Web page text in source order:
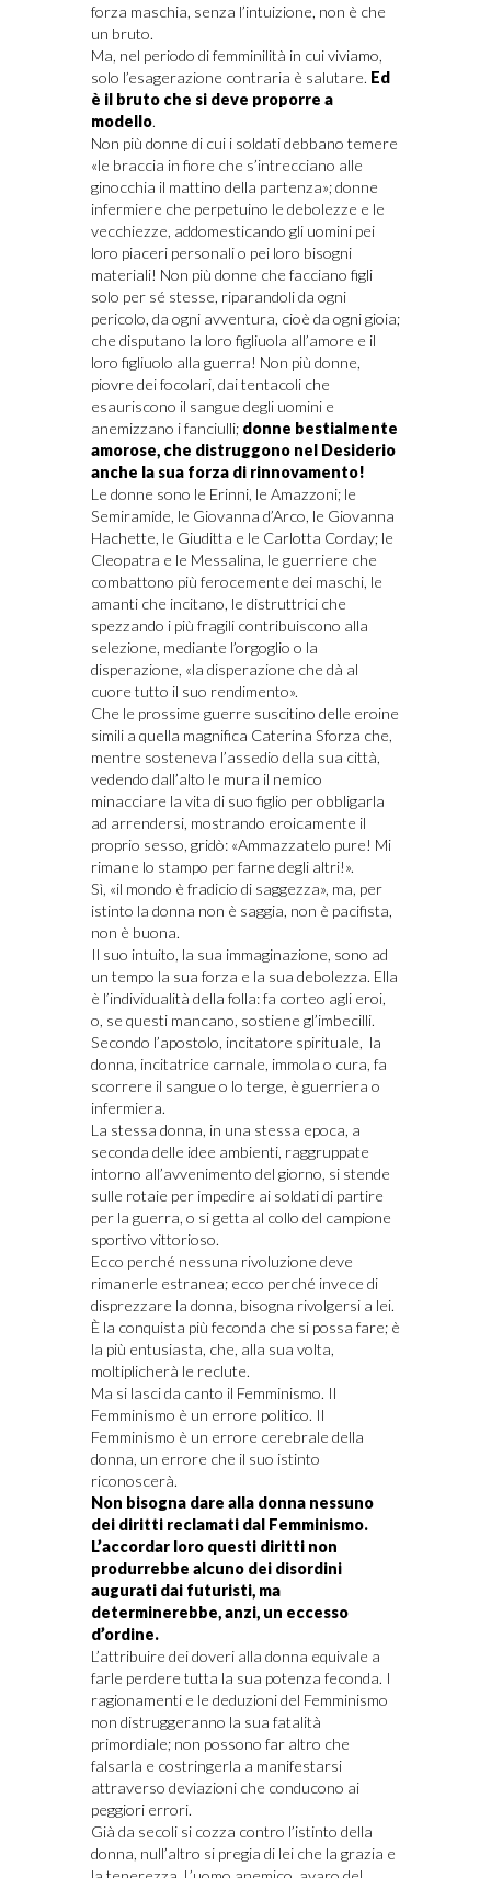
forza maschia, senza l’intuizione, non è che
un bruto.
Ma, nel periodo di femminilità in cui viviamo,
solo l’esagerazione contraria è salutare. Ed
è il bruto che si deve proporre a
modello.
Non più donne di cui i soldati debbano temere
«le braccia in fiore che s’intrecciano alle
ginocchia il mattino della partenza»; donne
infermiere che perpetuino le debolezze e le
vecchiezze, addomesticando gli uomini pei
loro piaceri personali o pei loro bisogni
materiali! Non più donne che facciano figli
solo per sé stesse, riparandoli da ogni
pericolo, da ogni avventura, cioè da ogni gioia;
che disputano la loro figliuola all’amore e il
loro figliuolo alla guerra! Non più donne,
piovre dei focolari, dai tentacoli che
esauriscono il sangue degli uomini e
anemizzano i fanciulli; donne bestialmente
amorose, che distruggono nel Desiderio
anche la sua forza di rinnovamento!
Le donne sono le Erinni, le Amazzoni; le
Semiramide, le Giovanna d’Arco, le Giovanna
Hachette, le Giuditta e le Carlotta Corday; le
Cleopatra e le Messalina, le guerriere che
combattono più ferocemente dei maschi, le
amanti che incitano, le distruttrici che
spezzando i più fragili contribuiscono alla
selezione, mediante l’orgoglio o la
disperazione, «la disperazione che dà al
cuore tutto il suo rendimento».
Che le prossime guerre suscitino delle eroine
simili a quella magnifica Caterina Sforza che,
mentre sosteneva l’assedio della sua città,
vedendo dall’alto le mura il nemico
minacciare la vita di suo figlio per obbligarla
ad arrendersi, mostrando eroicamente il
proprio sesso, gridò: «Ammazzatelo pure! Mi
rimane lo stampo per farne degli altri!».
Sì, «il mondo è fradicio di saggezza», ma, per
istinto la donna non è saggia, non è pacifista,
non è buona.
Il suo intuito, la sua immaginazione, sono ad
un tempo la sua forza e la sua debolezza. Ella
è l’individualità della folla: fa corteo agli eroi,
o, se questi mancano, sostiene gl’imbecilli.
Secondo l’apostolo, incitatore spirituale, la
donna, incitatrice carnale, immola o cura, fa
scorrere il sangue o lo terge, è guerriera o
infermiera.
La stessa donna, in una stessa epoca, a
seconda delle idee ambienti, raggruppate
intorno all’avvenimento del giorno, si stende
sulle rotaie per impedire ai soldati di partire
per la guerra, o si getta al collo del campione
sportivo vittorioso.
Ecco perché nessuna rivoluzione deve
rimanerle estranea; ecco perché invece di
disprezzare la donna, bisogna rivolgersi a lei.
È la conquista più feconda che si possa fare; è
la più entusiasta, che, alla sua volta,
moltiplicherà le reclute.
Ma si lasci da canto il Femminismo. Il
Femminismo è un errore politico. Il
Femminismo è un errore cerebrale della
donna, un errore che il suo istinto
riconoscerà.
Non bisogna dare alla donna nessuno
dei diritti reclamati dal Femminismo.
L’accordar loro questi diritti non
produrrebbe alcuno dei disordini
augurati dai futuristi, ma
determinerebbe, anzi, un eccesso
d’ordine.
L’attribuire dei doveri alla donna equivale a
farle perdere tutta la sua potenza feconda. I
ragionamenti e le deduzioni del Femminismo
non distruggeranno la sua fatalità
primordiale; non possono far altro che
falsarla e costringerla a manifestarsi
attraverso deviazioni che conducono ai
peggiori errori.
Già da secoli si cozza contro l’istinto della
donna, null’altro si pregia di lei che la grazia e